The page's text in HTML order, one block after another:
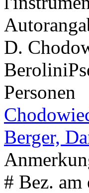
D.
Berolini
Personen
Berger,
# Bez. am